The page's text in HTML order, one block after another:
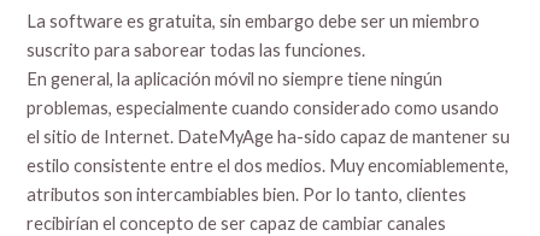
La software es gratuita, sin embargo debe ser un miembro
suscrito para saborear todas las funciones.
En general, la aplicación móvil no siempre tiene ningún
problemas, especialmente cuando considerado como usando
el sitio de Internet. DateMyAge ha-sido capaz de mantener su
estilo consistente entre el dos medios. Muy encomiablemente,
atributos son intercambiables bien. Por lo tanto, clientes
recibirían el concepto de ser capaz de cambiar canales